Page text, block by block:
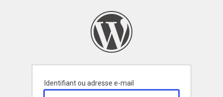
Identifiant ou adresse e-mail